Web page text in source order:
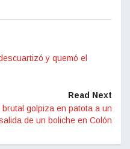
y quemó el
Read Next
brutal golpiza en patota a un
de un boliche en Colón